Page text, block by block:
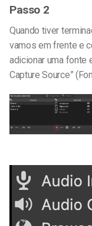
Passo 2
Quando tiver
vamos em frente e
adicionar uma fonte
Capture Source”